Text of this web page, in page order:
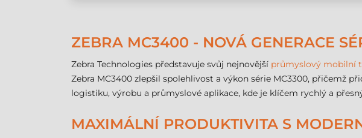
ZEBRA MC3400 - NOVÁ GENERACE
Zebra Technologies představuje svůj nejnovější průmyslový mobilní
Zebra MC3400 zlepšil spolehlivost a výkon série MC3300, přičemž
logistiku, výrobu a průmyslové aplikace, kde je klíčem rychlý a
MAXIMÁLNÍ PRODUKTIVITA S